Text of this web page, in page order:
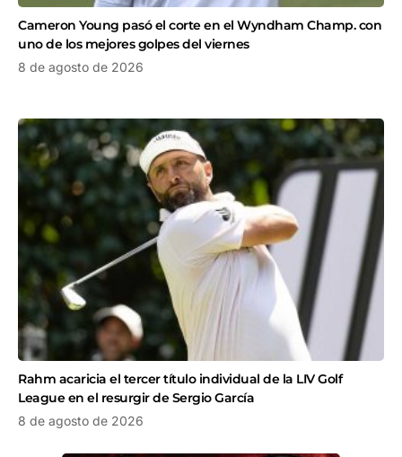
Cameron Young pasó el corte en el Wyndham Champ. con
uno de los mejores golpes del viernes
8 de agosto de 2026
Rahm acaricia el tercer título individual de la LIV Golf
League en el resurgir de Sergio García
8 de agosto de 2026